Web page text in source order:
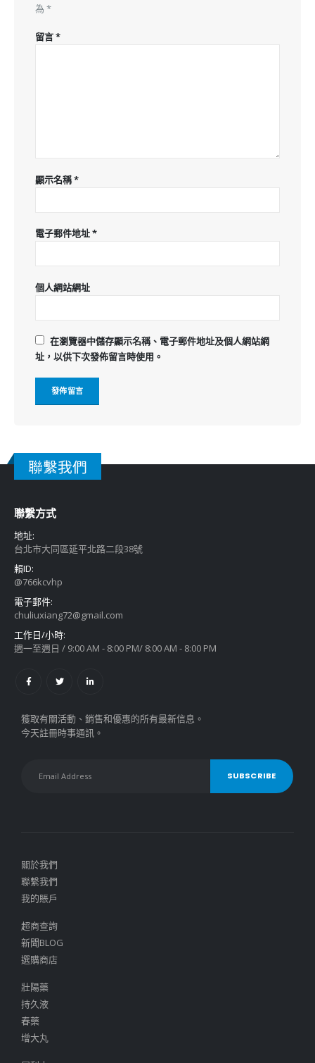
為 *
留言*
顯示名稱*
電子郵件地址*
個人網站網址
在瀏覽器中儲存顯示名稱、電子郵件地址及個人網站網
址，以供下次發佈留言時使用。
聯繫我們
聯繫方式
地址:
台北市大同區延平北路二段38號
賴ID:
@766kcvhp
電子郵件:
chuliuxiang72@gmail.com
工作日/小時:
週一至週日 / 9:00 AM - 8:00 PM/ 8:00 AM - 8:00 PM
獲取有關活動、銷售和優惠的所有最新信息。
今天註冊時事通訊。
關於我們
聯繫我們
我的賬戶
超商查詢
新聞BLOG
選購商店
壯陽藥
持久液
春藥
增大丸